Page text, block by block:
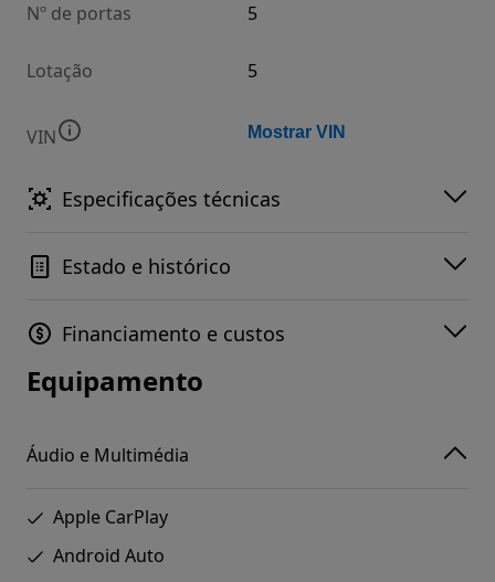
Nº de portas 5
Lotação 5
VIN Mostrar VIN
Especificações técnicas
Estado e histórico
Financiamento e custos
Equipamento
Áudio e Multimédia
Apple CarPlay
Android Auto